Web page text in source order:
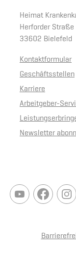
Heimat
Herforder Straße
33602 Bielefeld
Kontaktformular
Geschäftsstellen
Karriere
Arbeitgeber-
Newsletter